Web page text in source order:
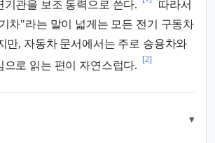
기관을 보조 동력으로 쓴다.
따라서
차"라는 말이 넓게는 모든 전기 구동차
만, 자동차 문서에서는 주로 승용차와
으로 읽는 편이 자연스럽다.
[2]
▾